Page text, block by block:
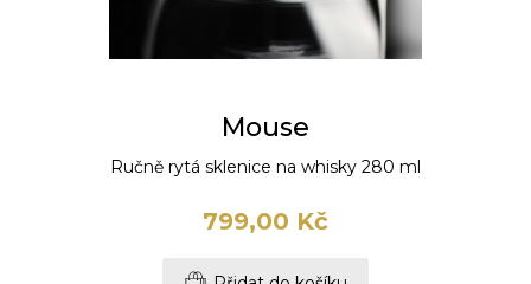
Mouse
Ručně rytá sklenice na whisky 280 ml
799,00 Kč